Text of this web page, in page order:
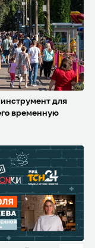
для
временную